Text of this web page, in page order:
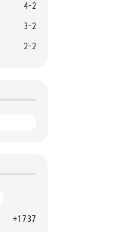
4-2
3-2
2-2
+1737